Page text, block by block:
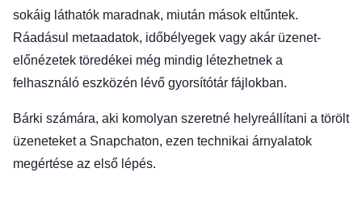
sokáig láthatók maradnak, miután mások eltűntek.
Ráadásul metaadatok, időbélyegek vagy akár üzenet-
előnézetek töredékei még mindig létezhetnek a
felhasználó eszközén lévő gyorsítótár fájlokban.
Bárki számára, aki komolyan szeretné helyreállítani a törölt
üzeneteket a Snapchaton, ezen technikai árnyalatok
megértése az első lépés.